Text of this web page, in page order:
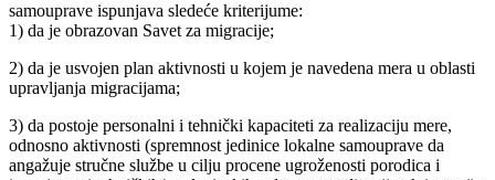
samouprave ispunjava sledeće kriterijume:
1) da je obrazovan Savet za migracije;
2) da je usvojen plan aktivnosti u kojem je navedena mera u oblasti
upravljanja migracijama;
3) da postoje personalni i tehnički kapaciteti za realizaciju mere,
odnosno aktivnosti (spremnost jedinice lokalne samouprave da
angažuje stručne službe u cilju procene ugroženosti porodica i